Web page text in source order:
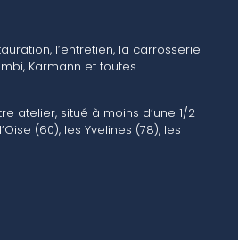
l’entretien, la carrosserie
Karmann et toutes
atelier, situé à moins d’une 1/2
(60), les Yvelines (78), les